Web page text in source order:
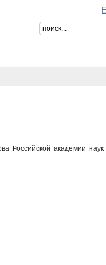
Российской академии